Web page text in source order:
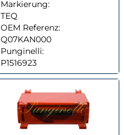
Markierung:
TEQ
OEM Referenz:
Q07KAN000
Punginelli:
P1516923